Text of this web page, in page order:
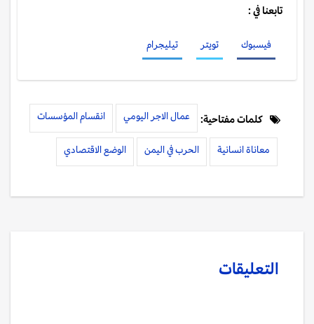
تابعنا في :
فيسبوك تويتر تيليجرام
كلمات مفتاحية: عمال الاجر اليومي انقسام المؤسسات
معاناة انسانية الحرب في اليمن الوضع الاقتصادي
التعليقات